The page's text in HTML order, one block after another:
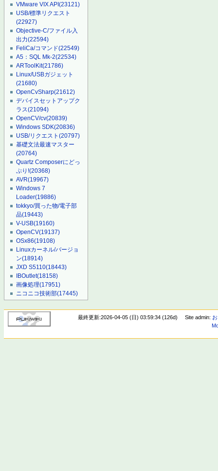
VMware VIX API(23121)
USB/標準リクエスト
(22927)
Objective-C/ファイル入
出力(22594)
FeliCa/コマンド(22549)
A5：SQL Mk-2(22534)
ARToolKit(21786)
Linux/USBガジェット
(21680)
OpenCvSharp(21612)
デバイスセットアップク
ラス(21094)
OpenCV/cv(20839)
Windows SDK(20836)
USB/リクエスト(20797)
基礎文法最速マスター
(20764)
Quartz Composerにどっ
ぷり!(20368)
AVR(19967)
Windows 7
Loader(19886)
tokkyo/買った物/電子部
品(19443)
V-USB(19160)
OpenCV(19137)
OSx86(19108)
Linuxカーネル/バージョ
ン(18914)
JXD S5110(18443)
IBOutlet(18158)
画像処理(17951)
ニコニコ技術部(17445)
最終更新:2026-04-05 (日) 03:59:34 (126d) Site admin: